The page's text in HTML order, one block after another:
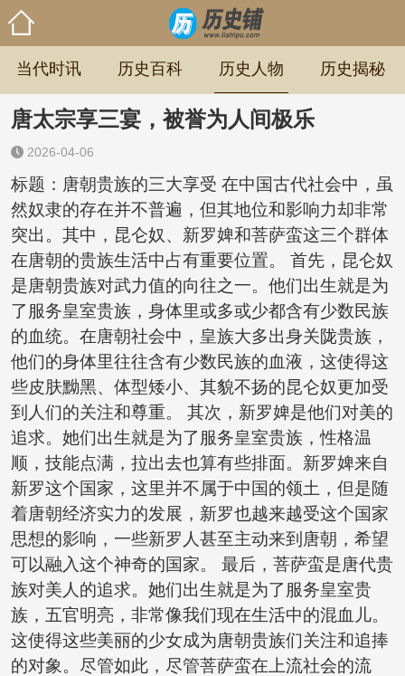
当代时讯 历史百科 历史人物 历史揭秘
唐太宗享三宴，被誉为人间极乐
2026-04-06
标题：唐朝贵族的三大享受 在中国古代社会中，虽
然奴隶的存在并不普遍，但其地位和影响力却非常
突出。其中，昆仑奴、新罗婢和菩萨蛮这三个群体
在唐朝的贵族生活中占有重要位置。 首先，昆仑奴
是唐朝贵族对武力值的向往之一。他们出生就是为
了服务皇室贵族，身体里或多或少都含有少数民族
的血统。在唐朝社会中，皇族大多出身关陇贵族，
他们的身体里往往含有少数民族的血液，这使得这
些皮肤黝黑、体型矮小、其貌不扬的昆仑奴更加受
到人们的关注和尊重。 其次，新罗婢是他们对美的
追求。她们出生就是为了服务皇室贵族，性格温
顺，技能点满，拉出去也算有些排面。新罗婢来自
新罗这个国家，这里并不属于中国的领土，但是随
着唐朝经济实力的发展，新罗也越来越受这个国家
思想的影响，一些新罗人甚至主动来到唐朝，希望
可以融入这个神奇的国家。 最后，菩萨蛮是唐代贵
族对美人的追求。她们出生就是为了服务皇室贵
族，五官明亮，非常像我们现在生活中的混血儿。
这使得这些美丽的少女成为唐朝贵族们关注和追捧
的对象。尽管如此，尽管菩萨蛮在上流社会的流